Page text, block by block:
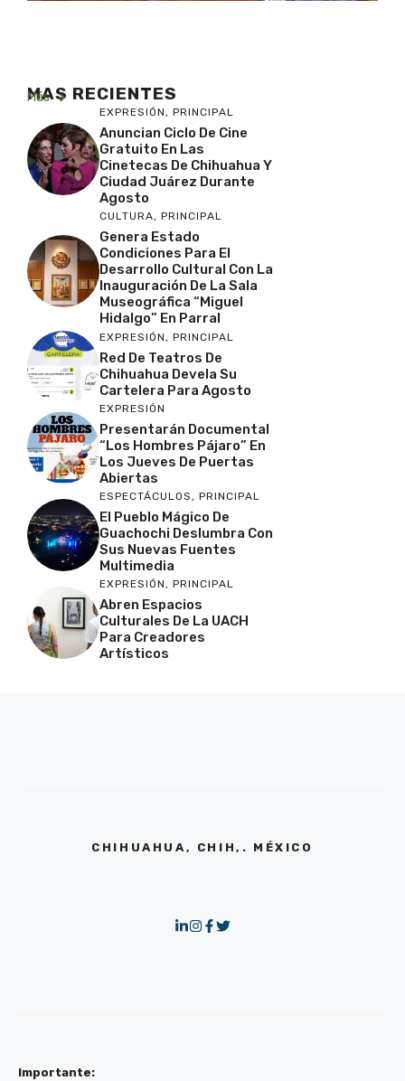
MAS RECIENTES
Más
EXPRESIÓN, PRINCIPAL
Anuncian Ciclo De Cine
Gratuito En Las
Cinetecas De Chihuahua Y
Ciudad Juárez Durante
Agosto
CULTURA, PRINCIPAL
Genera Estado
Condiciones Para El
Desarrollo Cultural Con La
Inauguración De La Sala
Museográfica “Miguel
Hidalgo” En Parral
EXPRESIÓN, PRINCIPAL
Red De Teatros De
Chihuahua Devela Su
Cartelera Para Agosto
EXPRESIÓN
Presentarán Documental
“Los Hombres Pájaro” En
Los Jueves De Puertas
Abiertas
ESPECTÁCULOS, PRINCIPAL
El Pueblo Mágico De
Guachochi Deslumbra Con
Sus Nuevas Fuentes
Multimedia
EXPRESIÓN, PRINCIPAL
Abren Espacios
Culturales De La UACH
Para Creadores
Artísticos
CHIHUAHUA, CHIH,. MÉXICO
Importante: